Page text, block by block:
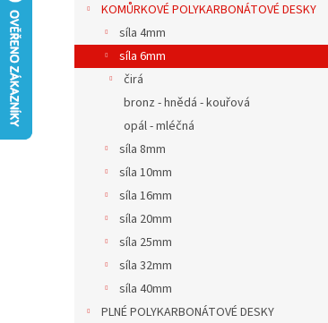
n
KOMŮRKOVÉ POLYKARBONÁTOVÉ DESKY
síla 4mm
síla 6mm
čirá
bronz - hnědá - kouřová
opál - mléčná
síla 8mm
síla 10mm
síla 16mm
síla 20mm
síla 25mm
síla 32mm
síla 40mm
PLNÉ POLYKARBONÁTOVÉ DESKY